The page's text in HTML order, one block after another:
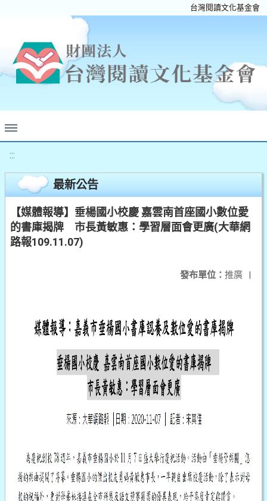
台灣閱讀文化基金會
:::
最新公告
【媒體報導】垂楊國小校慶 嘉雲南首座國小數位愛
的書庫揭牌 市長黃敏惠：學習層面會更廣(大華網
路報109.11.07)
發布單位： 推廣 |